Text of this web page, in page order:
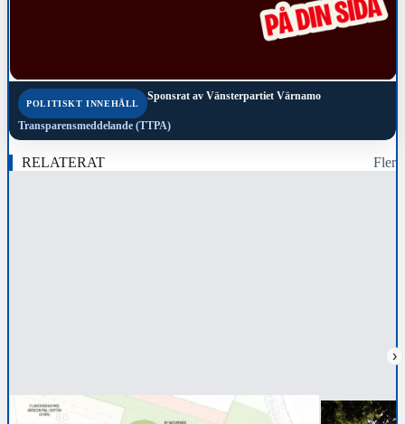
POLITISKT INNEHÅLL
Sponsrat av Vänsterpartiet Värnamo
Transparensmeddelande (TTPA)
RELATERAT Fler
›